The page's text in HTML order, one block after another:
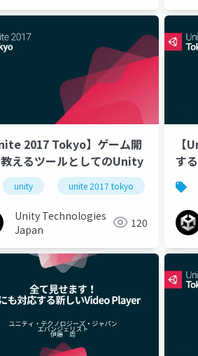
2017 Tokyo】ゲーム開
えるツールとしてのUnity
unity unite 2017 tokyo
Unity Technologies
Japan
120
【
す